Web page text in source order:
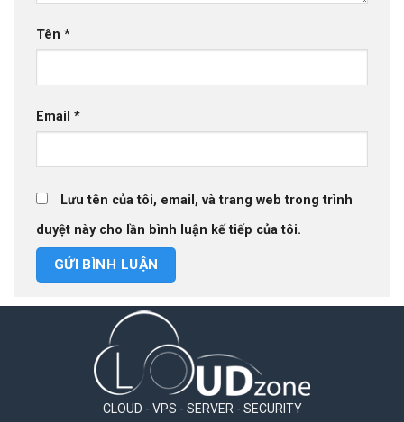
Tên *
Email *
Lưu tên của tôi, email, và trang web trong trình
duyệt này cho lần bình luận kế tiếp của tôi.
CLOUD - VPS - SERVER - SECURITY